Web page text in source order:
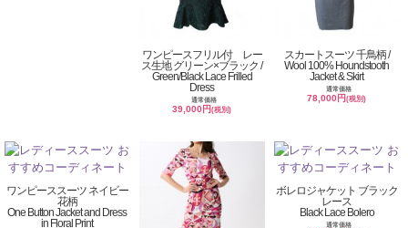
ワンピースフリル付 レー
ス生地 グリーン×ブラック /
Green/Black Lace Frilled
Dress
通常価格
39,000円(税別)
スカートスーツ 千鳥柄 /
Wool 100% Houndstooth
Jacket & Skirt
通常価格
78,000円(税別)
ワンピーススーツ ネイビー
花柄
One Button Jacket and Dress
in Floral Print
ボレロジャケット ブラック
レース
Black Lace Bolero
通常価格